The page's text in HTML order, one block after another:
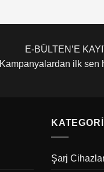
E-BÜLTEN’E
Kampanyalardan ilk sen
Şarj